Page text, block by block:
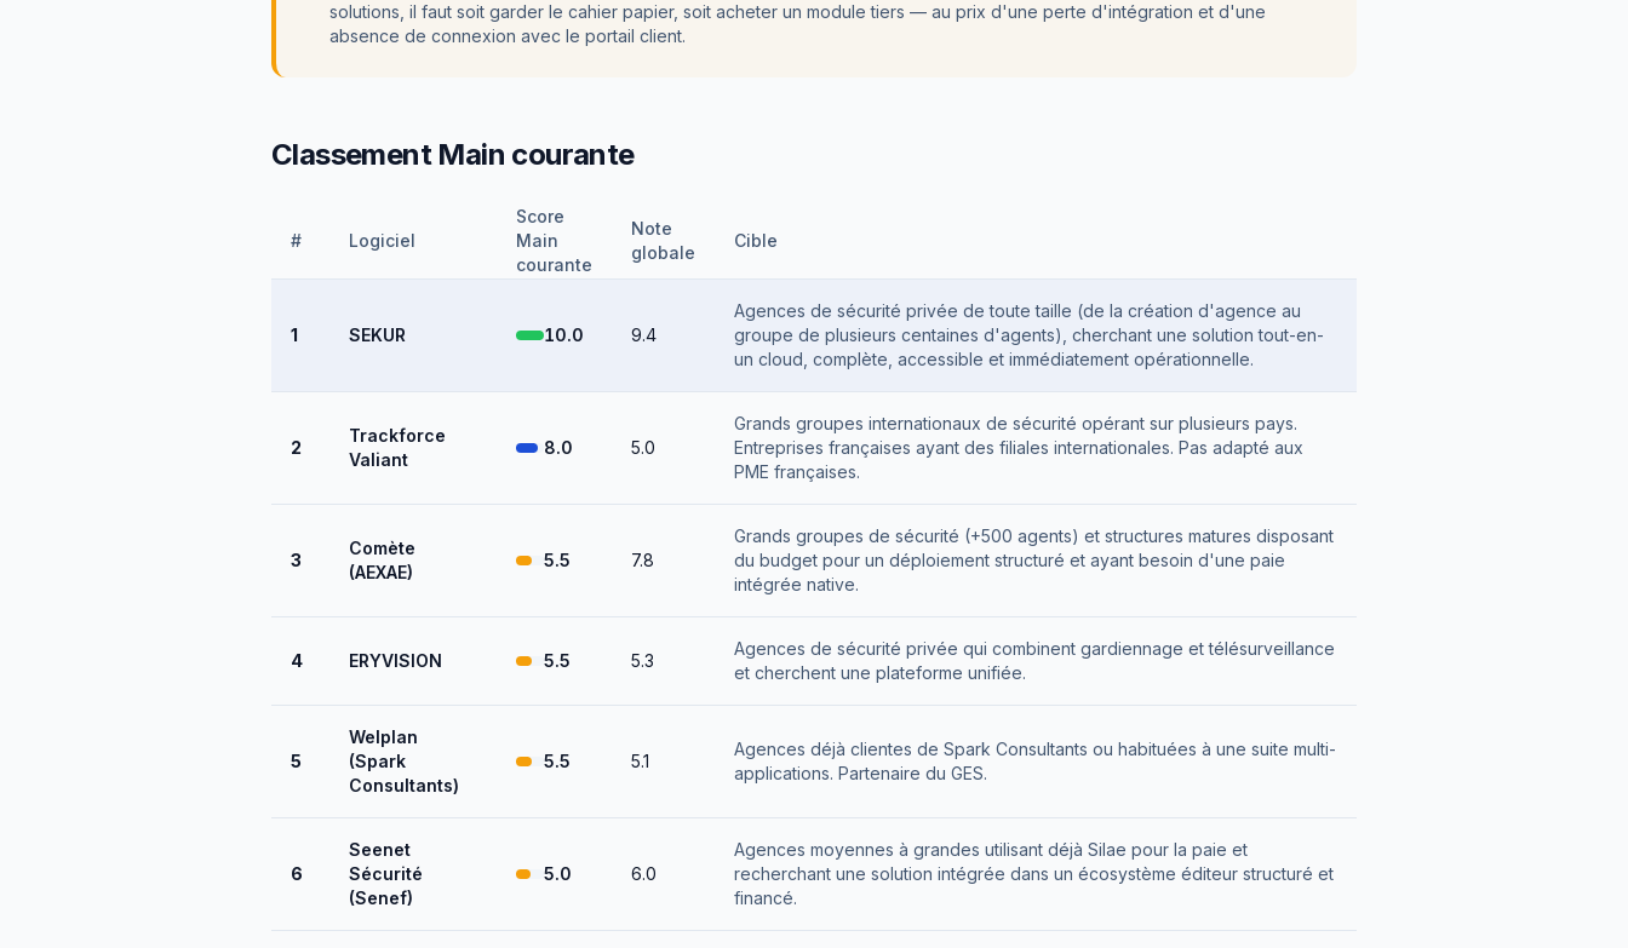
solutions, il faut soit garder le cahier papier, soit acheter un module tiers — au prix d'une perte d'intégration et d'une
absence de connexion avec le portail client.
Classement Main courante
# Logiciel
Score
Main
courante
Note
globale
Cible
1 SEKUR 10.0 9.4
Agences de sécurité privée de toute taille (de la création d'agence au
groupe de plusieurs centaines d'agents), cherchant une solution tout-en-
un cloud, complète, accessible et immédiatement opérationnelle.
2
Trackforce
Valiant
8.0 5.0
Grands groupes internationaux de sécurité opérant sur plusieurs pays.
Entreprises françaises ayant des filiales internationales. Pas adapté aux
PME françaises.
3
Comète
(AEXAE)
5.5 7.8
Grands groupes de sécurité (+500 agents) et structures matures disposant
du budget pour un déploiement structuré et ayant besoin d'une paie
intégrée native.
4 ERYVISION 5.5 5.3
Agences de sécurité privée qui combinent gardiennage et télésurveillance
et cherchent une plateforme unifiée.
5
Welplan
(Spark
Consultants)
5.5 5.1
Agences déjà clientes de Spark Consultants ou habituées à une suite multi-
applications. Partenaire du GES.
6
Seenet
Sécurité
(Senef)
5.0 6.0
Agences moyennes à grandes utilisant déjà Silae pour la paie et
recherchant une solution intégrée dans un écosystème éditeur structuré et
financé.